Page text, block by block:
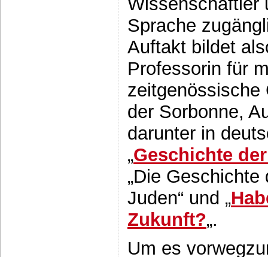
Sprache
Auftakt bildet
Professorin für
zeitgenössische
der Sorbonne,
darunter in
„Geschichte
„Die
Juden“ und „
Zukunft?„.
Um es